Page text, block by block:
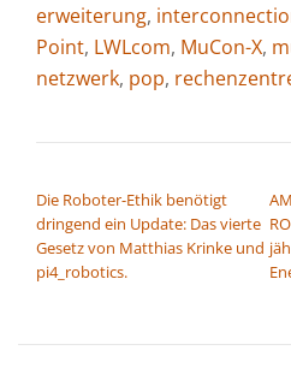
erweiterung,
Point, LWLcom, MuCon-X,
netzwerk, pop,
Die Roboter-Ethik benötigt
dringend ein Update: Das vierte
Gesetz von Matthias Krinke und
pi4_robotics.